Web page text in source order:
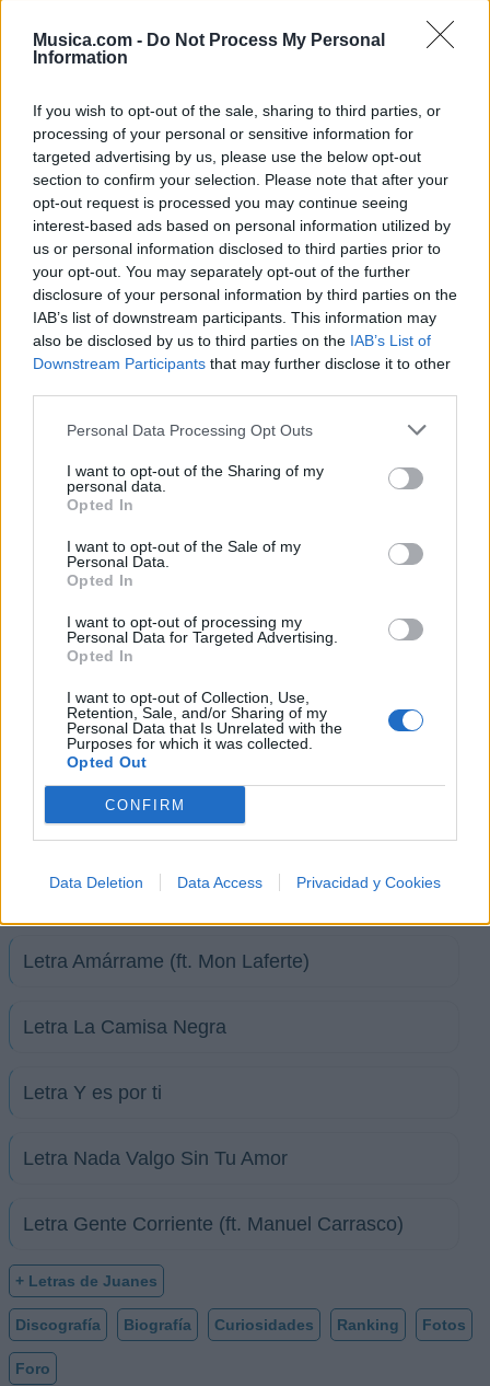
Musica.com - Do Not Process My Personal
Information
If you wish to opt-out of the sale, sharing to third parties, or
processing of your personal or sensitive information for
targeted advertising by us, please use the below opt-out
section to confirm your selection. Please note that after your
opt-out request is processed you may continue seeing
interest-based ads based on personal information utilized by
us or personal information disclosed to third parties prior to
your opt-out. You may separately opt-out of the further
disclosure of your personal information by third parties on the
IAB’s list of downstream participants. This information may
also be disclosed by us to third parties on the IAB’s List of
Downstream Participants that may further disclose it to other
Personal Data Processing Opt Outs
I want to opt-out of the Sharing of my
personal data.
Opted In
I want to opt-out of the Sale of my
Personal Data.
Opted In
I want to opt-out of processing my
Personal Data for Targeted Advertising.
Opted In
I want to opt-out of Collection, Use,
Retention, Sale, and/or Sharing of my
Personal Data that Is Unrelated with the
Purposes for which it was collected.
Opted Out
CONFIRM
Data Deletion Data Access Privacidad y Cookies
La influencia de Juanes trasciende el ámbito musical;
es un símbolo de esperanza y cambio positivo. Su
deseo de contribuir a un mundo mejor pueden llevar a
logros extraordinarios.
Presente y Futuro
En la actualidad, Juanes sigue siendo una figura
prominente en la música latina. Sus recientes
colaboraciones y proyectos continúan acercándolo a
nuevas audiencias y manteniendo su relevancia. Su
habilidad para fusionar el compromiso social con la
por muchas generaciones más.
Juaneses más que un músico; es un portavoz de la
paz, un innovador y un testimonio viviente de que la
música puede ser una fuerza poderosa para el
cambio. Su vida y obra son un ejemplo brillante de
cómo un artista puede aprovechar su plataforma para
hacer una diferencia significativa en el mundo.
+ Juanes
Letra Ama la tierra en que naciste
Letra Para Tu Amor
Letra Besos en guerra (ft. Morat)
Letra Amárrame (ft. Mon Laferte)
Letra La Camisa Negra
Letra Y es por ti
Letra Nada Valgo Sin Tu Amor
Letra Gente Corriente (ft. Manuel Carrasco)
+ Letras de Juanes
Discografía Biografía Curiosidades Ranking Fotos
Foro